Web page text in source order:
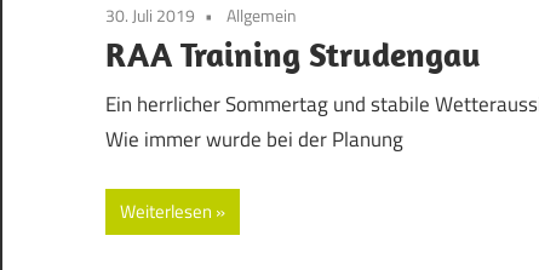
30. Juli 2019 Allgemein
RAA Training Strudengau
Ein herrlicher Sommertag und stabile
Wie immer wurde bei der Planung
Weiterlesen